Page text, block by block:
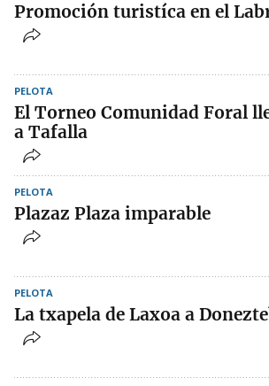
Promoción turistíca en el
PELOTA
El Torneo Comunidad Foral
a Tafalla
PELOTA
Plazaz Plaza imparable
PELOTA
La txapela de Laxoa a